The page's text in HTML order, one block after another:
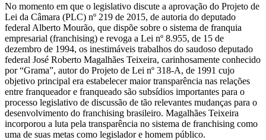
No momento em que o legislativo discute a aprovação do Projeto de
Lei da Câmara (PLC) nº 219 de 2015, de autoria do deputado
federal Alberto Mourão, que dispõe sobre o sistema de franquia
empresarial (franchising) e revoga a Lei nº 8.955, de 15 de
dezembro de 1994, os inestimáveis trabalhos do saudoso deputado
federal José Roberto Magalhães Teixeira, carinhosamente conhecido
por “Grama”, autor do Projeto de Lei nº 318-A, de 1991 cujo
objetivo principal era estabelecer maior transparência nas relações
entre franqueador e franqueado são subsídios importantes para o
processo legislativo de discussão de tão relevantes mudanças para o
desenvolvimento do franchising brasileiro. Magalhães Teixeira
incorporou a luta pela transparência no sistema de franchising como
uma de suas metas como legislador e homem público.